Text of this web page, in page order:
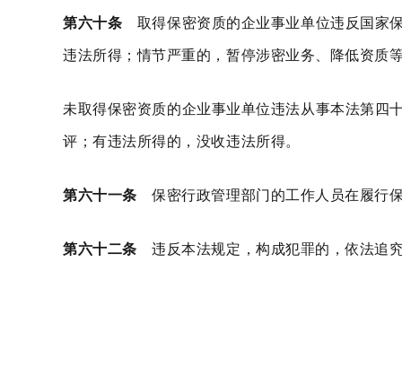
第六十条 取得保密资质的企业事业单位违反国家
违法所得；情节严重的，暂停涉密业务、降低资质
未取得保密资质的企业事业单位违法从事本法第四
评；有违法所得的，没收违法所得。
第六十一条 保密行政管理部门的工作人员在履行
第六十二条 违反本法规定，构成犯罪的，依法追